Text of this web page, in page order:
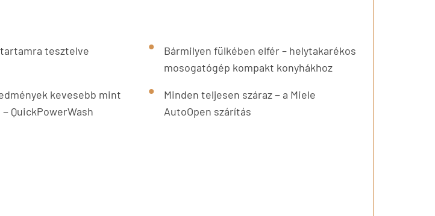
tesztelve
Bármilyen fülkében elfér – helytakarékos
mosogatógép kompakt konyhákhoz
kevesebb mint
QuickPowerWash
Minden teljesen száraz − a Miele
AutoOpen szárítás